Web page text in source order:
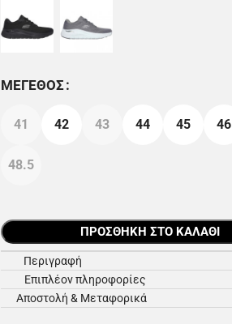
ΜΈΓΕΘΟΣ
41 42 43 44 45 46
48.5
ΠΡΟΣΘΉΚΗ ΣΤΟ ΚΑΛΆΘΙ
Περιγραφή
Επιπλέον πληροφορίες
Αποστολή & Μεταφορικά